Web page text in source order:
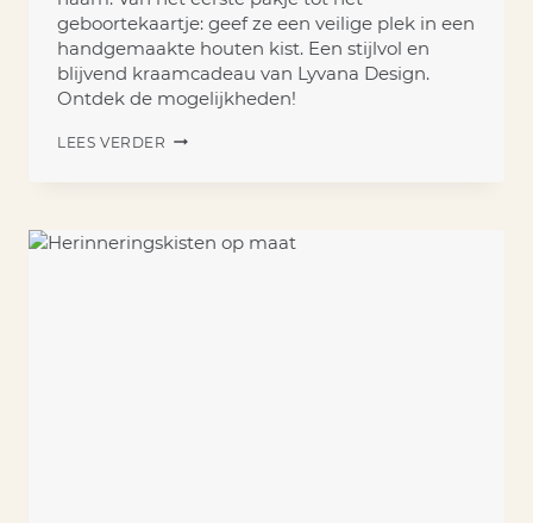
geboortekaartje: geef ze een veilige plek in een
handgemaakte houten kist. Een stijlvol en
blijvend kraamcadeau van Lyvana Design.
Ontdek de mogelijkheden!
LEES VERDER WAAROM
WAARDEVOL